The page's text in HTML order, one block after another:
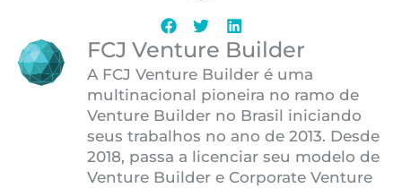
FCJ Venture Builder
A FCJ Venture Builder é uma
multinacional pioneira no ramo de
Venture Builder no Brasil iniciando
seus trabalhos no ano de 2013. Desde
2018, passa a licenciar seu modelo de
Venture Builder e Corporate Venture